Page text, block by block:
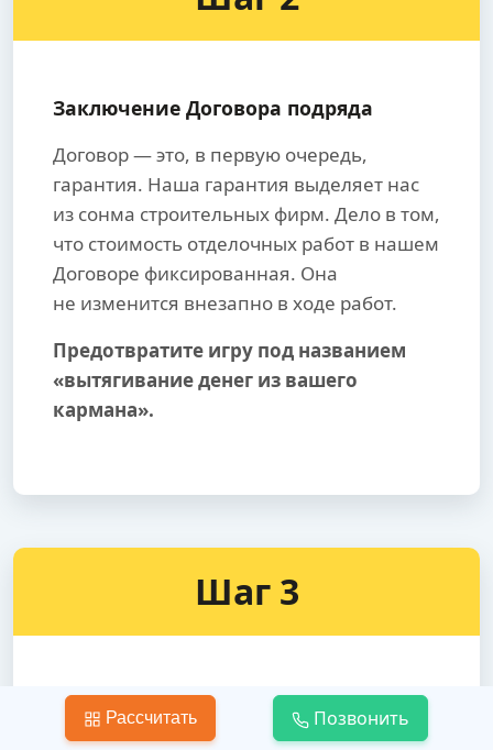
Заключение Договора подряда
Договор — это, в первую очередь,
гарантия. Наша гарантия выделяет нас
из сонма строительных фирм. Дело в том,
что стоимость отделочных работ в нашем
Договоре фиксированная. Она
не изменится внезапно в ходе работ.
Предотвратите игру под названием
«вытягивание денег из вашего
кармана».
Шаг 3
Укладка линолеума на пол
Рассчитать Позвонить